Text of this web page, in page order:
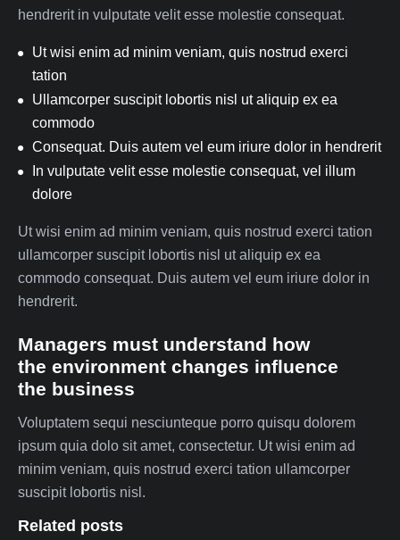
hendrerit in vulputate velit esse molestie consequat.
Ut wisi enim ad minim veniam, quis nostrud exerci
tation
Ullamcorper suscipit lobortis nisl ut aliquip ex ea
commodo
Consequat. Duis autem vel eum iriure dolor in hendrerit
In vulputate velit esse molestie consequat, vel illum
dolore
Ut wisi enim ad minim veniam, quis nostrud exerci tation
ullamcorper suscipit lobortis nisl ut aliquip ex ea
commodo consequat. Duis autem vel eum iriure dolor in
hendrerit.
Managers must understand how
the environment changes influence
the business
Voluptatem sequi nesciunteque porro quisqu dolorem
ipsum quia dolo sit amet, consectetur. Ut wisi enim ad
minim veniam, quis nostrud exerci tation ullamcorper
suscipit lobortis nisl.
Related posts